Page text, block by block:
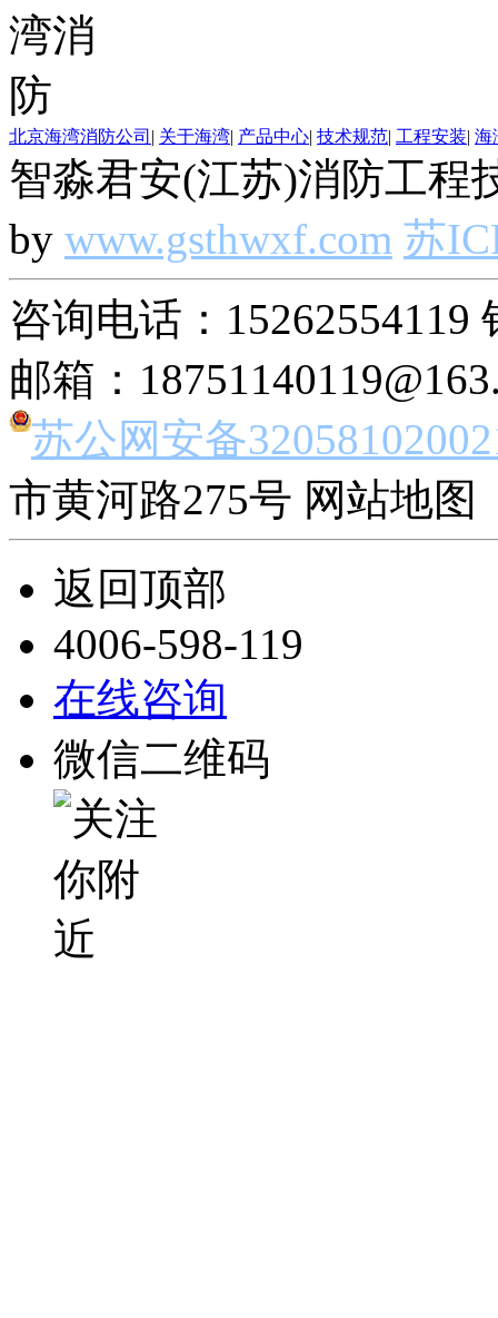
北京海湾消防公司 | 关于海湾| 产品中心| 技术规范| 工程安装| 海
智淼君安(江苏)消防工程
by www.gsthwxf.com 苏
咨询电话：15262554119
邮箱：
苏公网安备
市黄河路275号 网站地图
返回顶部
4006-598-119
在线咨询
微信二维码